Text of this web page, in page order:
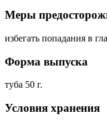
Меры
избегать попадания в
Форма выпуска
туба 50 г.
Условия хранения